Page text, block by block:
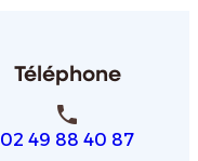
Téléphone
phone
02 49 88 40 87